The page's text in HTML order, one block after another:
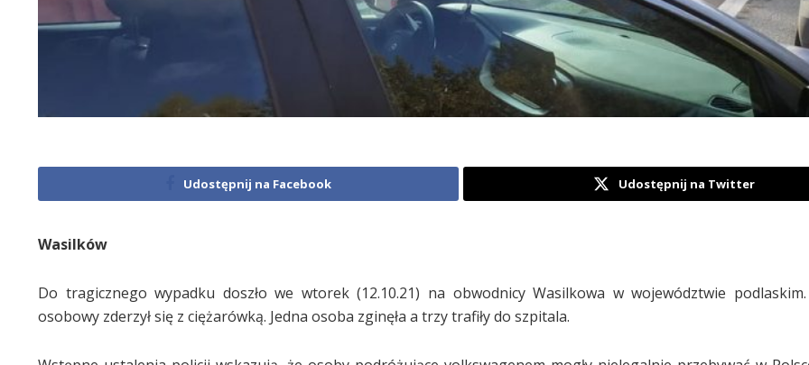
Udostępnij na Facebook Udostępnij na Twitter
Wasilków
Do tragicznego wypadku doszło we wtorek (12.10.21) na obwodnicy Wasilkowa w województwie podlaskim.
osobowy zderzył się z ciężarówką. Jedna osoba zginęła a trzy trafiły do szpitala.